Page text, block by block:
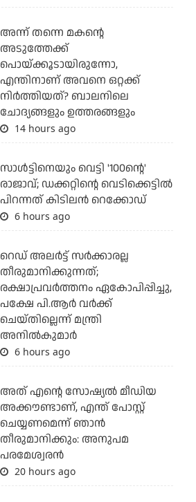
അന്ന് തന്നെ മകന്റെ
അടുത്തേക്ക്
പൊയ്ക്കൂടായിരുന്നോ,
എന്തിനാണ് അവനെ ഒറ്റക്ക്
നിര്‍ത്തിയത്? ബാലനിലെ
ചോദ്യങ്ങളും ഉത്തരങ്ങളും
14 hours ago
സാള്‍ട്ടിനെയും വെട്ടി '100ന്റെ'
രാജാവ്; ഡക്കറ്റിന്റെ വെടിക്കെട്ടില്‍
പിറന്നത് കിടിലന്‍ റെക്കോഡ്
6 hours ago
റെഡ് അലര്‍ട്ട് സര്‍ക്കാരല്ല
തീരുമാനിക്കുന്നത്;
രക്ഷാപ്രവര്‍ത്തനം ഏകോപിപ്പിച്ചു,
പക്ഷേ പി.ആര്‍ വര്‍ക്ക്
ചെയ്തില്ലെന്ന് മന്ത്രി
അനില്‍കുമാര്‍
6 hours ago
അത് എന്റെ സോഷ്യല്‍ മീഡിയ
അക്കൗണ്ടാണ്, എന്ത് പോസ്റ്റ്
ചെയ്യണമെന്ന് ഞാന്‍
തീരുമാനിക്കും: അനുപമ
പരമേശ്വരന്‍
20 hours ago